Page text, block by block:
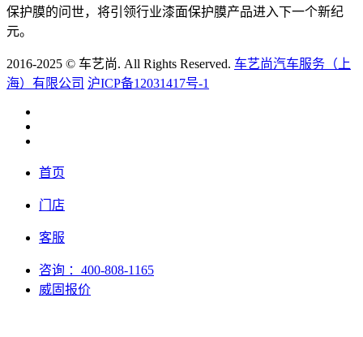
保护膜的问世，将引领行业漆面保护膜产品进入下一个新纪
元。
2016-2025 © 车艺尚. All Rights Reserved. 车艺尚汽车服务（上
海）有限公司 沪ICP备12031417号-1
首页
门店
客服
咨询 ：400-808-1165
威固报价